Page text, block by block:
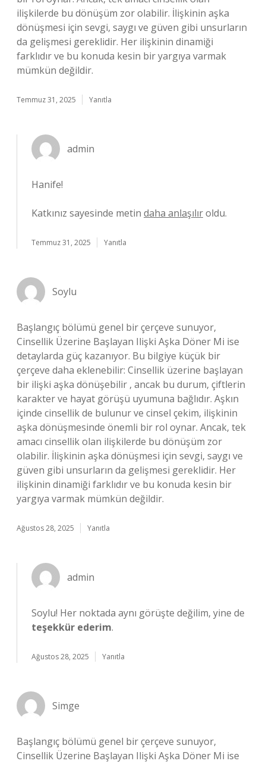
ilişkilerde bu dönüşüm zor olabilir. İlişkinin aşka
dönüşmesi için sevgi, saygı ve güven gibi unsurların
da gelişmesi gereklidir. Her ilişkinin dinamiği
farklıdır ve bu konuda kesin bir yargıya varmak
mümkün değildir.
Temmuz 31, 2025 Yanıtla
admin
Hanife!
Katkınız sayesinde metin daha anlaşılıroldu.
Temmuz 31, 2025 Yanıtla
Soylu
Başlangıç bölümü genel bir çerçeve sunuyor,
Cinsellik Üzerine Başlayan Ilişki Aşka Döner Mi ise
detaylarda güç kazanıyor. Bu bilgiye küçük bir
çerçeve daha eklenebilir: Cinsellik üzerine başlayan
bir ilişki aşka dönüşebilir , ancak bu durum, çiftlerin
karakter ve hayat görüşü uyumuna bağlıdır. Aşkın
içinde cinsellik de bulunur ve cinsel çekim, ilişkinin
aşka dönüşmesinde önemli bir rol oynar. Ancak, tek
amacı cinsellik olan ilişkilerde bu dönüşüm zor
olabilir. İlişkinin aşka dönüşmesi için sevgi, saygı ve
güven gibi unsurların da gelişmesi gereklidir. Her
ilişkinin dinamiği farklıdır ve bu konuda kesin bir
yargıya varmak mümkün değildir.
Ağustos 28, 2025 Yanıtla
admin
Soylu! Her noktada aynı görüşte değilim, yine de
teşekkür ederim.
Ağustos 28, 2025 Yanıtla
Simge
Başlangıç bölümü genel bir çerçeve sunuyor,
Cinsellik Üzerine Başlayan Ilişki Aşka Döner Mi ise